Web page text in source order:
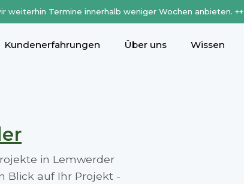
weiterhin Termine innerhalb weniger Wochen anbieten. ++
Kundenerfahrungen Über uns Wissen
in Lemwerder
Blick auf Ihr Projekt -